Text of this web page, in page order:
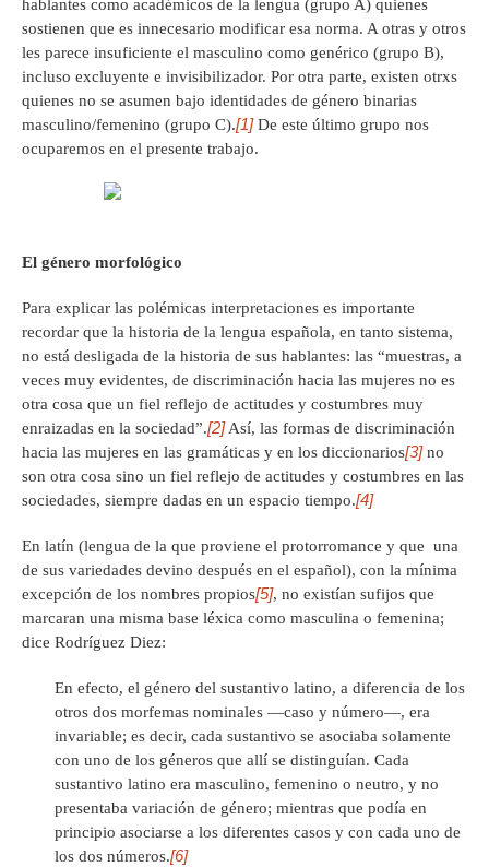
hablantes como académicos de la lengua (grupo A) quienes
sostienen que es innecesario modificar esa norma. A otras y otros
les parece insuficiente el masculino como genérico (grupo B),
incluso excluyente e invisibilizador. Por otra parte, existen otrxs
quienes no se asumen bajo identidades de género binarias
masculino/femenino (grupo C).[1]De este último grupo nos
ocuparemos en el presente trabajo.
El género morfológico
Para explicar las polémicas interpretaciones es importante
recordar que la historia de la lengua española, en tanto sistema,
no está desligada de la historia de sus hablantes: las “muestras, a
veces muy evidentes, de discriminación hacia las mujeres no es
otra cosa que un fiel reflejo de actitudes y costumbres muy
enraizadas en la sociedad”.[2]Así, las formas de discriminación
hacia las mujeres en las gramáticas y en los diccionarios[3]no
son otra cosa sino un fiel reflejo de actitudes y costumbres en las
sociedades, siempre dadas en un espacio tiempo.[4]
En latín (lengua de la que proviene el protorromance y que una
de sus variedades devino después en el español), con la mínima
excepción de los nombres propios[5], no existían sufijos que
marcaran una misma base léxica como masculina o femenina;
dice Rodríguez Diez:
En efecto, el género del sustantivo latino, a diferencia de los
otros dos morfemas nominales —caso y número—, era
invariable; es decir, cada sustantivo se asociaba solamente
con uno de los géneros que allí se distinguían. Cada
sustantivo latino era masculino, femenino o neutro, y no
presentaba variación de género; mientras que podía en
principio asociarse a los diferentes casos y con cada uno de
los dos números.[6]